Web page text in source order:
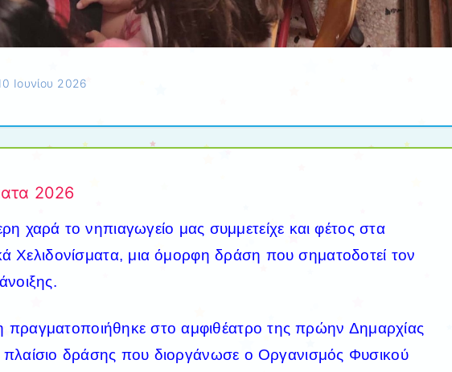
Ιουνίου 2026
2026
χαρά το νηπιαγωγείο μας συμμετείχε και φέτος στα
Χελιδονίσματα, μια όμορφη δράση που σηματοδοτεί τον
στο αμφιθέατρο της πρώην Δημαρχίας
δράσης που διοργάνωσε ο Οργανισμός Φυσικού